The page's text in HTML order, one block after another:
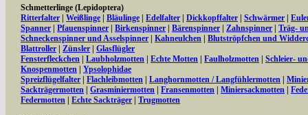
Schmetterlinge (Lepidoptera)
Ritterfalter
Weißlinge Bläulinge Edelfalter Dickkopffalter Schwärmer
Spanner
Pfauenspinner Birkenspinner Bärenspinner Zahnspinner
Träg-
Schneckenspinner und Asselspinner
Kahneulchen
Blutströpfchen und
Blattroller
Zünsler
Glasflügler
Fensterfleckchen
Laubholzmotten Echte Motten Faulholzmotten
Schleier-
Knospenmotten
Ypsolophidae
Spreizflügelfalter
Flachleibmotten Langhornmotten / Langfühlermotten
Sackträgermotten
Grasminiermotten Fransenmotten Miniersackmotten
Federmotten
Echte Sackträger Trugmotten